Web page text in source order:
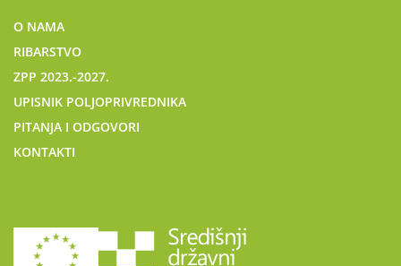
O NAMA
RIBARSTVO
ZPP 2023.-2027.
UPISNIK POLJOPRIVREDNIKA
PITANJA I ODGOVORI
KONTAKTI